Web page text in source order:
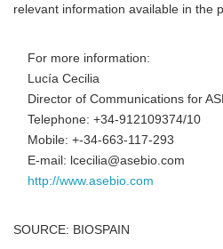
relevant information available in the
For more information:
Lucía Cecilia
Director of Communications for
Telephone: +34-912109374/10
Mobile: +-34-663-117-293
E-mail: lcecilia@asebio.com
http://www.asebio.com
SOURCE: BIOSPAIN